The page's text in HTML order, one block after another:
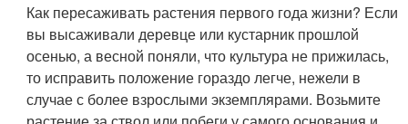
Как пересаживать растения первого года жизни? Если
вы высаживали деревце или кустарник прошлой
осенью, а весной поняли, что культура не прижилась,
то исправить положение гораздо легче, нежели в
случае с более взрослыми экземплярами. Возьмите